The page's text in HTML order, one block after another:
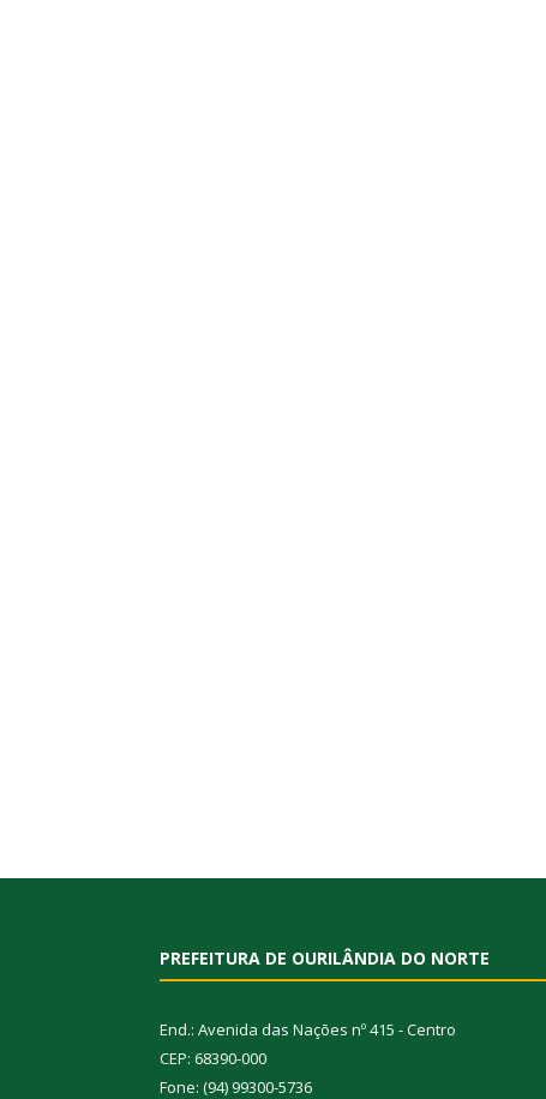
PREFEITURA DE OURILÂNDIA DO NORTE
End.: Avenida das Nações nº 415 - Centro
CEP: 68390-000
Fone: (94) 99300-5736